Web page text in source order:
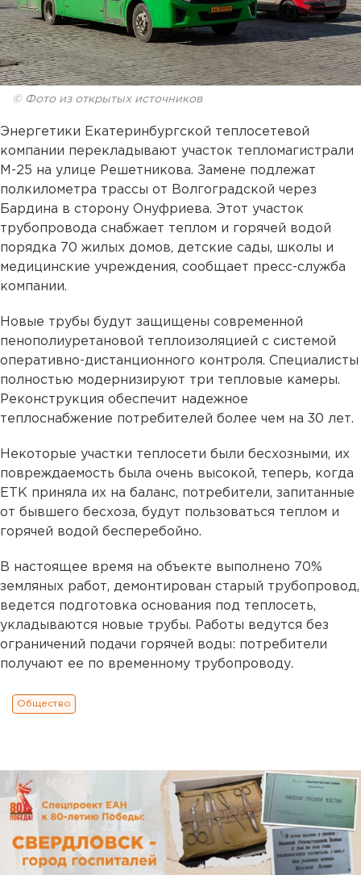
© Фото из открытых источников
Энергетики Екатеринбургской теплосетевой
компании перекладывают участок тепломагистрали
М-25 на улице Решетникова. Замене подлежат
полкилометра трассы от Волгоградской через
Бардина в сторону Онуфриева. Этот участок
трубопровода снабжает теплом и горячей водой
порядка 70 жилых домов, детские сады, школы и
медицинские учреждения, сообщает пресс-служба
компании.
Новые трубы будут защищены современной
пенополиуретановой теплоизоляцией с системой
оперативно-дистанционного контроля. Специалисты
полностью модернизируют три тепловые камеры.
Реконструкция обеспечит надежное
теплоснабжение потребителей более чем на 30 лет.
Некоторые участки теплосети были бесхозными, их
повреждаемость была очень высокой, теперь, когда
ЕТК приняла их на баланс, потребители, запитанные
от бывшего бесхоза, будут пользоваться теплом и
горячей водой бесперебойно.
В настоящее время на объекте выполнено 70%
земляных работ, демонтирован старый трубопровод,
ведется подготовка основания под теплосеть,
укладываются новые трубы. Работы ведутся без
ограничений подачи горячей воды: потребители
получают ее по временному трубопроводу.
Общество